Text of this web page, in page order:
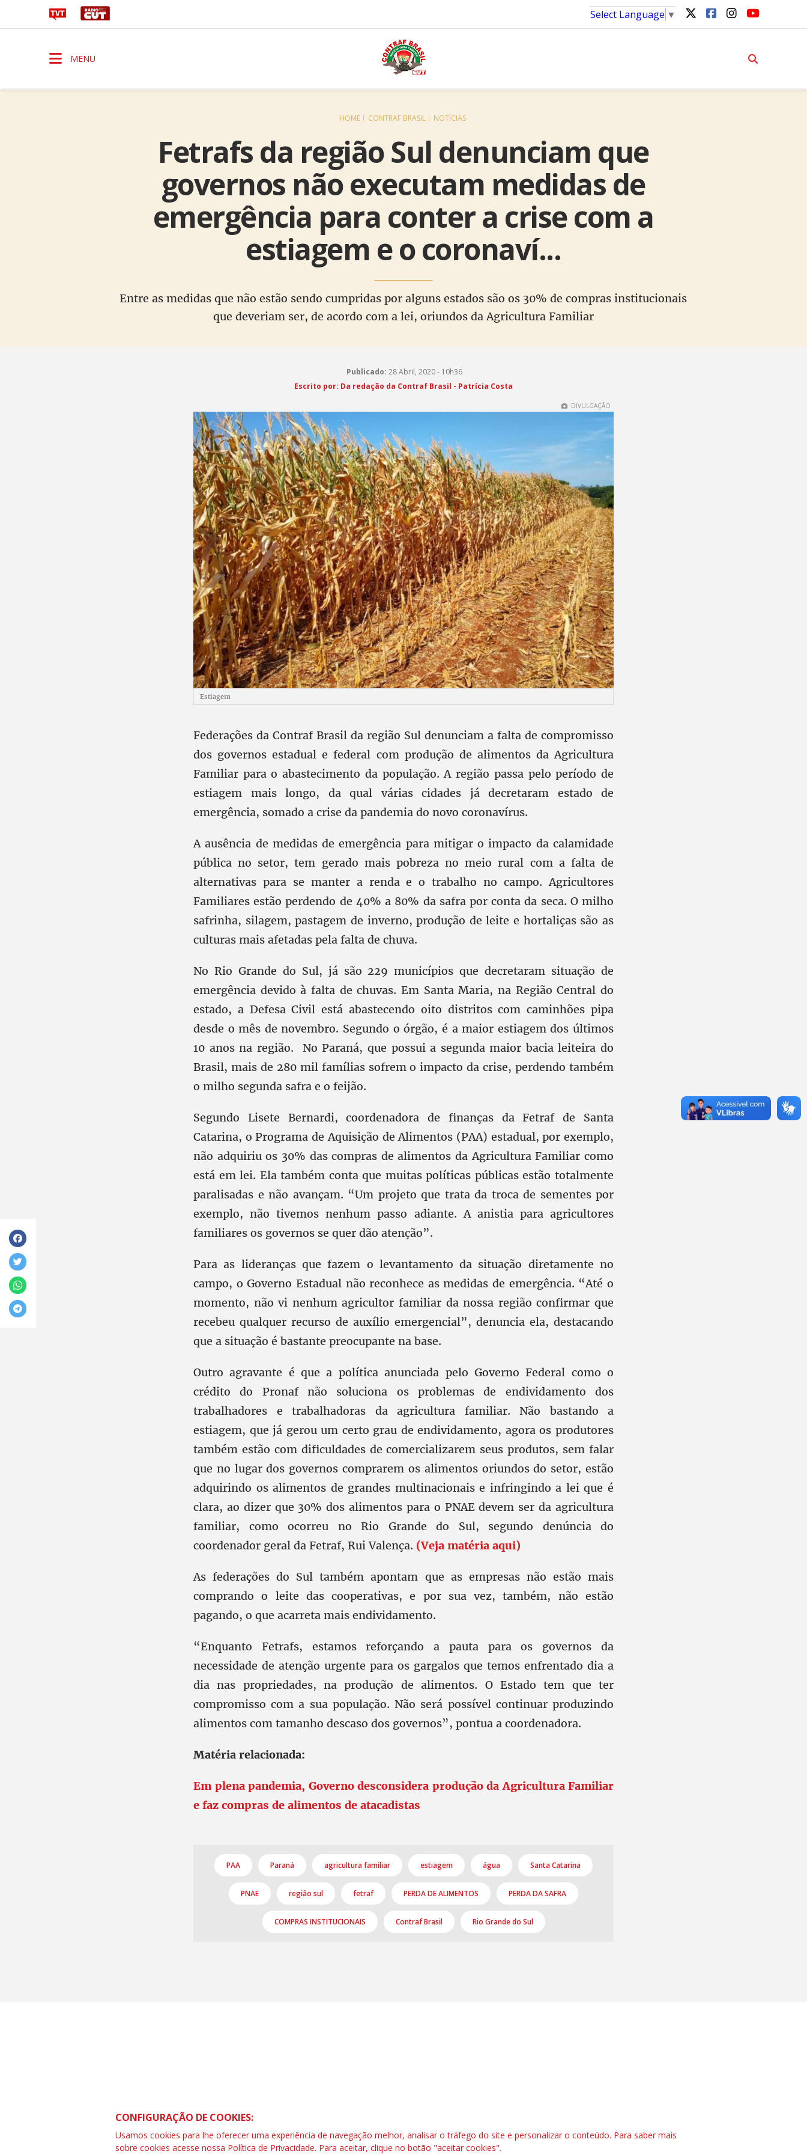
Select Language ▼
MENU
HOME CONTRAF BRASIL NOTÍCIAS
Fetrafs da região Sul denunciam que
governos não executam medidas de
emergência para conter a crise com a
estiagem e o coronaví...
Entre as medidas que não estão sendo cumpridas por alguns estados são os 30% de compras institucionais
que deveriam ser, de acordo com a lei, oriundos da Agricultura Familiar
Publicado: 28 Abril, 2020 - 10h36
Escrito por: Da redação da Contraf Brasil - Patrícia Costa
DIVULGAÇÃO
Estiagem
Federações da Contraf Brasil da região Sul denunciam a falta de compromisso
dos governos estadual e federal com produção de alimentos da Agricultura
Familiar para o abastecimento da população. A região passa pelo período de
estiagem mais longo, da qual várias cidades já decretaram estado de
emergência, somado a crise da pandemia do novo coronavírus.
A ausência de medidas de emergência para mitigar o impacto da calamidade
pública no setor, tem gerado mais pobreza no meio rural com a falta de
alternativas para se manter a renda e o trabalho no campo. Agricultores
Familiares estão perdendo de 40% a 80% da safra por conta da seca. O milho
safrinha, silagem, pastagem de inverno, produção de leite e hortaliças são as
culturas mais afetadas pela falta de chuva.
No Rio Grande do Sul, já são 229 municípios que decretaram situação de
emergência devido à falta de chuvas. Em Santa Maria, na Região Central do
estado, a Defesa Civil está abastecendo oito distritos com caminhões pipa
desde o mês de novembro. Segundo o órgão, é a maior estiagem dos últimos
10 anos na região. No Paraná, que possui a segunda maior bacia leiteira do
Brasil, mais de 280 mil famílias sofrem o impacto da crise, perdendo também
o milho segunda safra e o feijão.
Segundo Lisete Bernardi, coordenadora de finanças da Fetraf de Santa
Catarina, o Programa de Aquisição de Alimentos (PAA) estadual, por exemplo,
não adquiriu os 30% das compras de alimentos da Agricultura Familiar como
está em lei. Ela também conta que muitas políticas públicas estão totalmente
paralisadas e não avançam. “Um projeto que trata da troca de sementes por
exemplo, não tivemos nenhum passo adiante. A anistia para agricultores
familiares os governos se quer dão atenção”.
Para as lideranças que fazem o levantamento da situação diretamente no
campo, o Governo Estadual não reconhece as medidas de emergência. “Até o
momento, não vi nenhum agricultor familiar da nossa região confirmar que
recebeu qualquer recurso de auxílio emergencial”, denuncia ela, destacando
que a situação é bastante preocupante na base.
Outro agravante é que a política anunciada pelo Governo Federal como o
crédito do Pronaf não soluciona os problemas de endividamento dos
trabalhadores e trabalhadoras da agricultura familiar. Não bastando a
estiagem, que já gerou um certo grau de endividamento, agora os produtores
também estão com dificuldades de comercializarem seus produtos, sem falar
que no lugar dos governos comprarem os alimentos oriundos do setor, estão
adquirindo os alimentos de grandes multinacionais e infringindo a lei que é
clara, ao dizer que 30% dos alimentos para o PNAE devem ser da agricultura
familiar, como ocorreu no Rio Grande do Sul, segundo denúncia do
coordenador geral da Fetraf, Rui Valença. (Veja matéria aqui)
As federações do Sul também apontam que as empresas não estão mais
comprando o leite das cooperativas, e por sua vez, também, não estão
pagando, o que acarreta mais endividamento.
“Enquanto Fetrafs, estamos reforçando a pauta para os governos da
necessidade de atenção urgente para os gargalos que temos enfrentado dia a
dia nas propriedades, na produção de alimentos. O Estado tem que ter
compromisso com a sua população. Não será possível continuar produzindo
alimentos com tamanho descaso dos governos”, pontua a coordenadora.
Matéria relacionada:
Em plena pandemia, Governo desconsidera produção da Agricultura Familiar
e faz compras de alimentos de atacadistas
PAA Paraná agricultura familiar estiagem água Santa Catarina
PNAE região sul fetraf PERDA DE ALIMENTOS PERDA DA SAFRA
COMPRAS INSTITUCIONAIS Contraf Brasil Rio Grande do Sul
SCS Quadra 01 – Bloco “I” Ed. Central, 6º andar. Salas 603 a 606 |CEP: 70.304-900
Asa Sul – Brasília – DF
Telefone (61) 3032-8857 | www.contrafbrasil.org.br| secgeral@fetraf.org.br
SAC: 0800 04209 13
CONFIGURAÇÃO DE COOKIES:
Usamos cookies para lhe oferecer uma experiência de navegação melhor, analisar o tráfego do site e personalizar o conteúdo. Para saber mais
sobre cookies acesse nossa Política de Privacidade. Para aceitar, clique no botão "aceitar cookies".